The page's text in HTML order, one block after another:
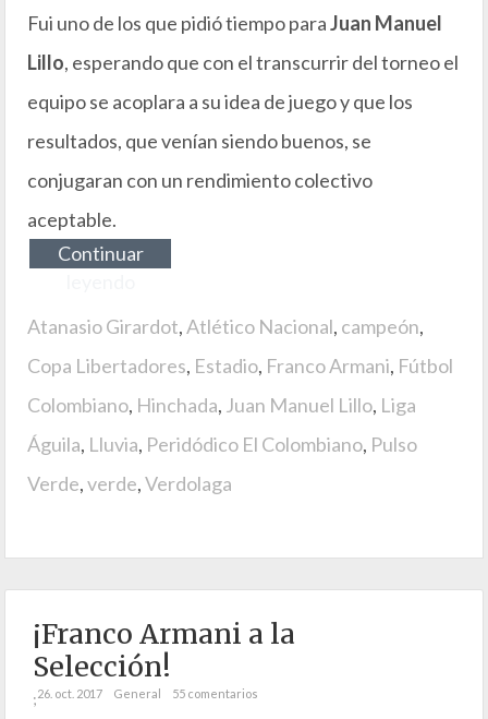
Fui uno de los que pidió tiempo paraJuan Manuel
Lillo, esperando que con el transcurrir del torneo el
equipo se acoplara a su idea de juego y que los
resultados, que venían siendo buenos, se
conjugaran con un rendimiento colectivo
aceptable.
Continuar
Atanasio Girardot,Atlético Nacional, campeón,
Copa Libertadores, Estadio, Franco Armani, Fútbol
Colombiano, Hinchada, Juan Manuel Lillo, Liga
Águila, Lluvia, Peridódico El Colombiano, Pulso
Verde,verde,Verdolaga
¡Franco Armani a la
Selección!
;26. oct. 2017 General 55 comentarios